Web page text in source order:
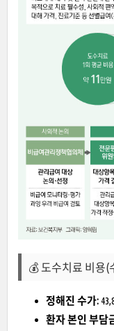
💰 도수치료 비용(
정해진 수가:
환자 본인 부담